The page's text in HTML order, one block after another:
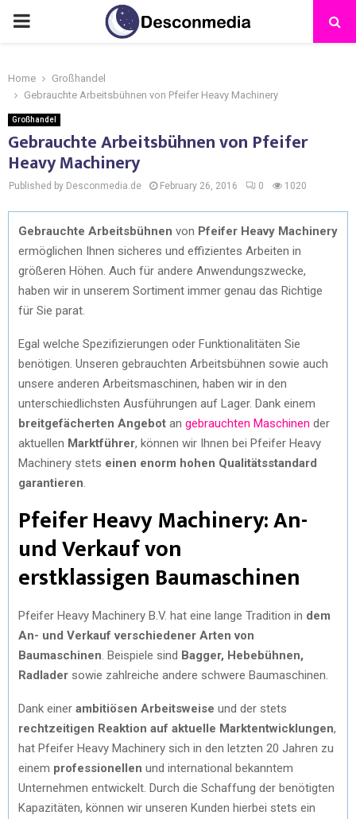
Home
Großhandel
Gebrauchte Arbeitsbühnen von Pfeifer Heavy Machinery
Großhandel
Gebrauchte Arbeitsbühnen von Pfeifer
Heavy Machinery
Published by Desconmedia.de February 26, 2016 0 1020
Gebrauchte Arbeitsbühnen von Pfeifer Heavy Machinery
ermöglichen Ihnen sicheres und effizientes Arbeiten in
größeren Höhen. Auch für andere Anwendungszwecke,
haben wir in unserem Sortiment immer genau das Richtige
für Sie parat.
Egal welche Spezifizierungen oder Funktionalitäten Sie
benötigen. Unseren gebrauchten Arbeitsbühnen sowie auch
unsere anderen Arbeitsmaschinen, haben wir in den
unterschiedlichsten Ausführungen auf Lager. Dank einem
breitgefächerten Angebot an gebrauchten Maschinen der
aktuellen Marktführer, können wir Ihnen bei Pfeifer Heavy
Machinery stets einen enorm hohen Qualitätsstandard
garantieren
Pfeifer Heavy Machinery: An-
und Verkauf von
erstklassigen Baumaschinen
Pfeifer Heavy Machinery B.V. hat eine lange Tradition in dem
An- und Verkauf verschiedener Arten von
Baumaschinen . Beispiele sind Bagger, Hebebühnen,
Radlader sowie zahlreiche andere schwere Baumaschinen.
Dank einer ambitiösen Arbeitsweise und der stets
rechtzeitigen Reaktion auf aktuelle Marktentwicklungen,
hat Pfeifer Heavy Machinery sich in den letzten 20 Jahren zu
einem professionellen und international bekanntem
Unternehmen entwickelt. Durch die Schaffung der benötigten
Kapazitäten, können wir unseren Kunden hierbei stets ein